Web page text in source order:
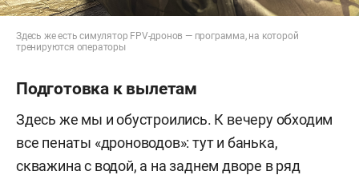
Здесь же есть симулятор FPV-дронов — программа, на которой
тренируются операторы
Подготовка к вылетам
Здесь же мы и обустроились. К вечеру обходим
все пенаты «дроноводов»: тут и банька,
скважина с водой, а на заднем дворе в ряд